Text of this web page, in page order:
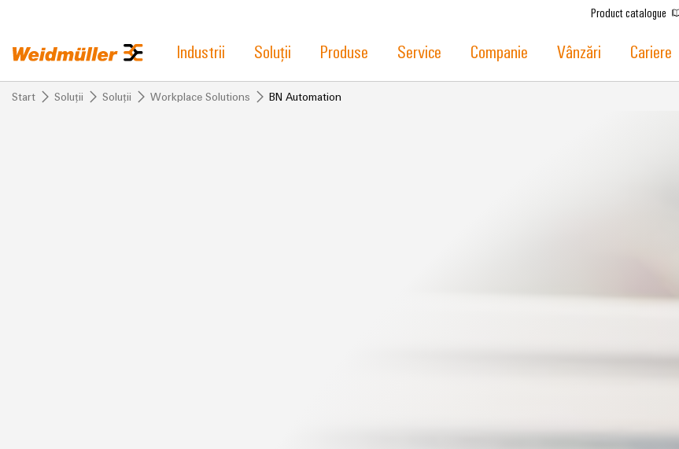
Product catalogue
Industrii Soluții Produse Service Companie Vânzări Cariere
Start Soluții Soluții Workplace Solutions BN Automation